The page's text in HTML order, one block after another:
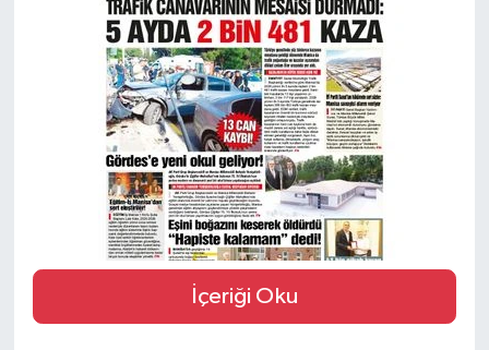
İçeriği Oku
Türkiye
Yaşam